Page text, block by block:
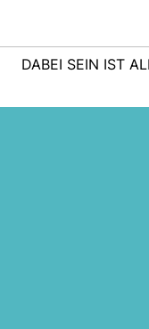
DABEI SEIN IST